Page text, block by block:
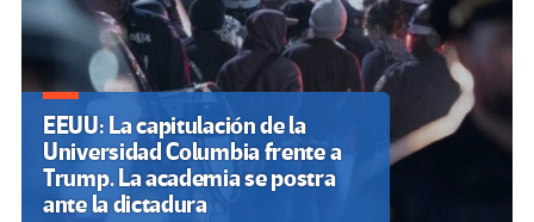
EEUU: La capitulación de la
Universidad Columbia frente a
Trump. La academia se postra
ante la dictadura